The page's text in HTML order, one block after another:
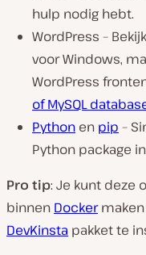
hulp nodig hebt.
WordPress –
voor Windows,
WordPress
of MySQL
Python en pip –
Python package
Pro tip: Je kunt deze
binnen Dockermaken
DevKinsta pakket te